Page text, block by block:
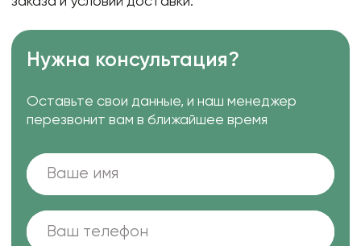
Нужна консультация?
Оставьте свои данные, и наш менеджер
перезвонит вам в ближайшее время